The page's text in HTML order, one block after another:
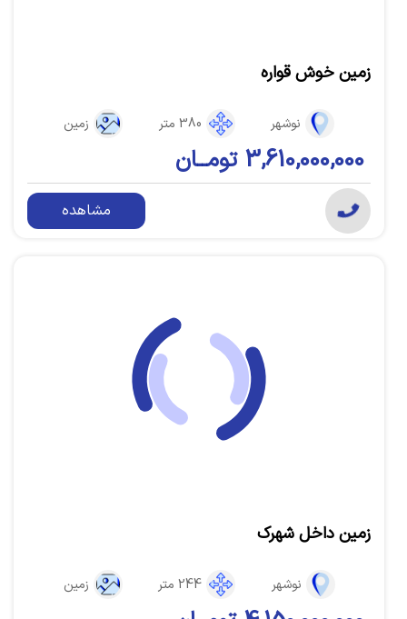
زمین خوش قواره
نوشهر 380 متر زمین
3,610,000,000 تومــان
مشاهده
زمین داخل شهرک
نوشهر 244 متر زمین